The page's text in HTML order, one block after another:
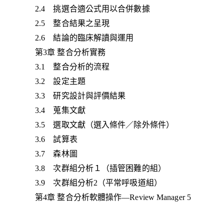
2.4 挑選合適公式用以合併數據
2.5 整合結果之呈現
2.6 結論的臨床解讀與運用
第3章 整合分析實務
3.1 整合分析的流程
3.2 設定主題
3.3 研究設計與評價結果
3.4 蒐集文獻
3.5 選取文獻（選入條件／除外條件）
3.6 試算表
3.7 森林圖
3.8 次群組分析１（插管困難的組）
3.9 次群組分析2（平常呼吸道組）
第4章 整合分析軟體操作—Review Manager 5